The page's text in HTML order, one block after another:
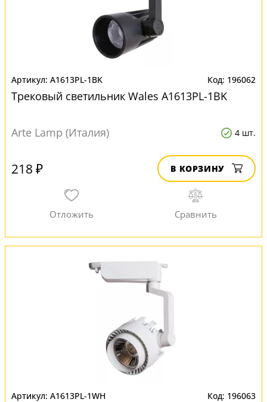
A1613PL-1BK 196062
Трековый светильник Wales A1613PL-1BK
Arte Lamp (Италия) 4 шт.
218 ₽ В КОРЗИНУ
A1613PL-1WH 196063